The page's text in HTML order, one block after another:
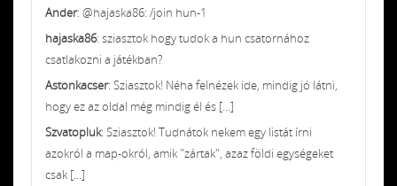
Ander: @hajaska86: /join hun-1
hajaska86: sziasztok hogy tudok a hun csatornához
csatlakozni a játékban?
Astonkacser: Sziasztok! Néha felnézek ide, mindig jó látni,
hogy ez az oldal még mindig él és [...]
Szvatopluk: Sziasztok! Tudnátok nekem egy listát írni
azokról a map-okról, amik "zártak", azaz földi egységeket
csak [...]